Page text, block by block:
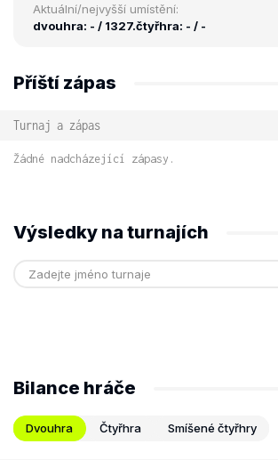
Aktuální/nejvyšší umístění:
dvouhra: - / 1327.čtyřhra: - / -
Příští zápas
Turnaj a zápas
Žádné nadcházející zápasy.
Výsledky na turnajích
Bilance hráče
Dvouhra Čtyřhra Smíšené čtyřhry